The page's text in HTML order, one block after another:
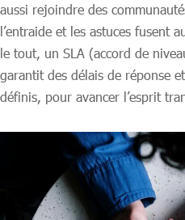
aussi rejoindre des
l’entraide et les astuces fusent
le tout, un SLA (accord de
garantit des délais de réponse
définis, pour avancer l’esprit